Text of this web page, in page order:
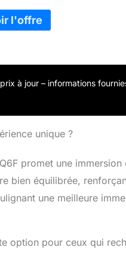
de rafraîchissement élevé
mouvements fluides ; le
Less Blue Light et de
et optimise la luminosité et
les ports DisplayPort
(WQHD / 144 Hz max.) ;
à jour – informations
unique ?
promet une
bien équilibrée,
une meilleure
option pour ceux qui